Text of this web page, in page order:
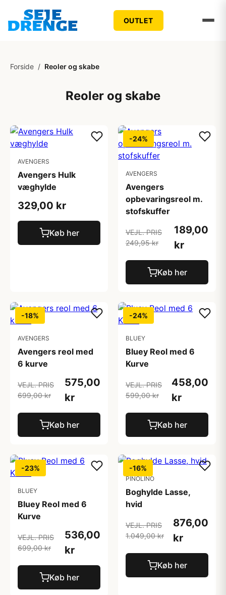
OUTLET
Forside / Reoler og skabe
Reoler og skabe
AVENGERS
Avengers Hulk
væghylde
329,00 kr
Køb her
-24%
AVENGERS
Avengers
opbevaringsreol m.
stofskuffer
VEJL. PRIS
249,95 kr
189,00
kr
Køb her
-18%
AVENGERS
Avengers reol med
6 kurve
VEJL. PRIS
699,00 kr
575,00
kr
Køb her
-24%
BLUEY
Bluey Reol med 6
Kurve
VEJL. PRIS
599,00 kr
458,00
kr
Køb her
-23%
BLUEY
Bluey Reol med 6
Kurve
VEJL. PRIS
699,00 kr
536,00
kr
Køb her
-16%
PINOLINO
Boghylde Lasse,
hvid
VEJL. PRIS
1.049,00 kr
876,00
kr
Køb her